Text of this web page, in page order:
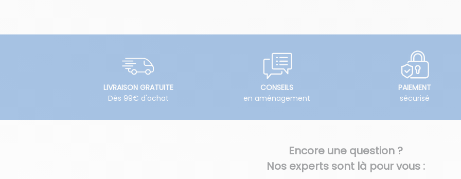
Encore une question ?
Nos experts sont là pour vous :
LIVRAISON GRATUITE
Dès 99€ d'achat
CONSEILS
en aménagement
PAIEMENT
sécurisé